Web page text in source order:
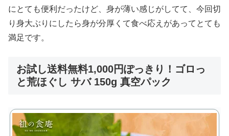
にとても便利だったけど、身が薄い感じがしてて、今回切
り身大ぶりにしたら身が分厚くて食べ応えがあってとても
満足です。
お試し送料無料1,000円ぽっきり！ゴロっ
と荒ほぐし サバ 150g 真空パック